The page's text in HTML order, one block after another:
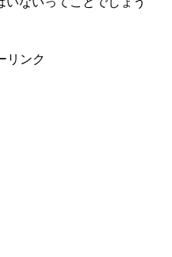
リンク